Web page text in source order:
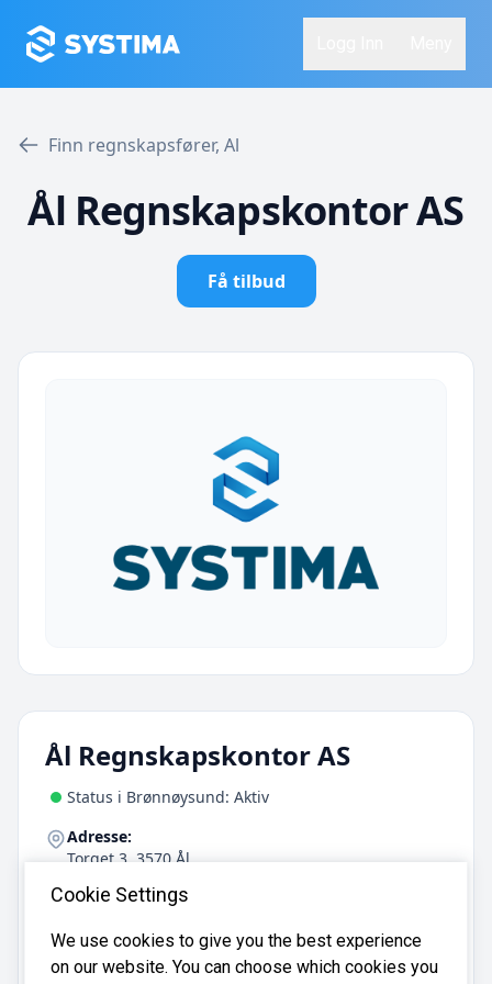
Finn regnskapsfører, Al
Ål Regnskapskontor AS
Få tilbud
Ål Regnskapskontor AS
Status i Brønnøysund: Aktiv
Adresse:
Torget 3, 3570 Ål
Telefon:
Cookie Settings
We use cookies to give you the best experience
on our website. You can choose which cookies you